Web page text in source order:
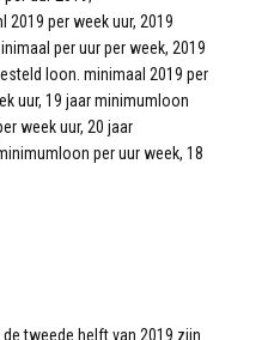
tweede helft van 2019 zijn